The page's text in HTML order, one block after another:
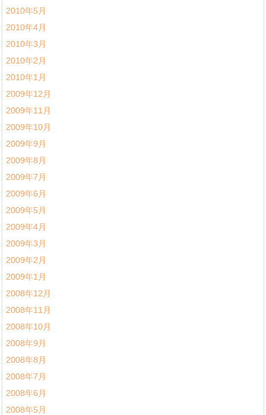
2010年5月
2010年4月
2010年3月
2010年2月
2010年1月
2009年12月
2009年11月
2009年10月
2009年9月
2009年8月
2009年7月
2009年6月
2009年5月
2009年4月
2009年3月
2009年2月
2009年1月
2008年12月
2008年11月
2008年10月
2008年9月
2008年8月
2008年7月
2008年6月
2008年5月